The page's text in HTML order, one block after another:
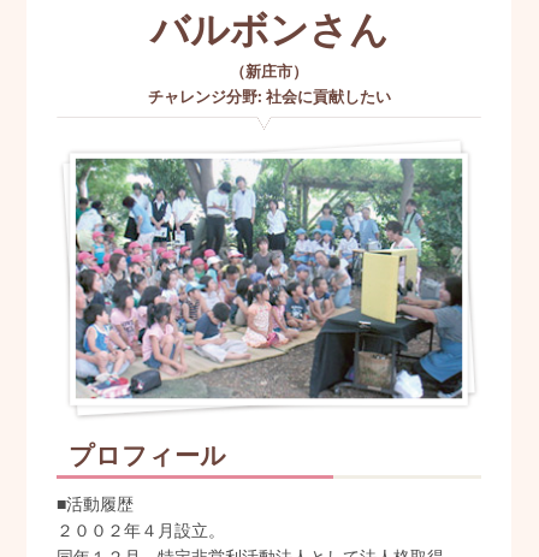
バルボンさん
（新庄市）
チャレンジ分野: 社会に貢献したい
プロフィール
■活動履歴
２００２年４月設立。